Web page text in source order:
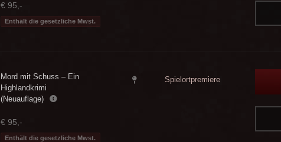
€ 95,-
Enthält die gesetzliche Mwst.
Mord mit Schuss – Ein
Highlandkrimi
(Neuauflage)
€ 95,-
Enthält die gesetzliche Mwst.
Spielortpremiere